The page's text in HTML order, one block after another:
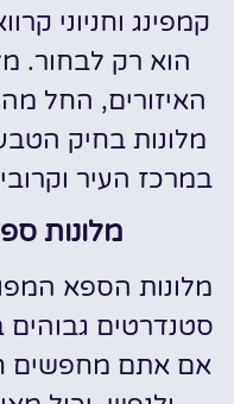
קמפינג וחניוני
הוא רק לבחור.
האיזורים, החל
מלונות בחיק
במרכז העיר
מלונות
מלונות הספא
סטנדרטים גבוהים
אם אתם מחפשים